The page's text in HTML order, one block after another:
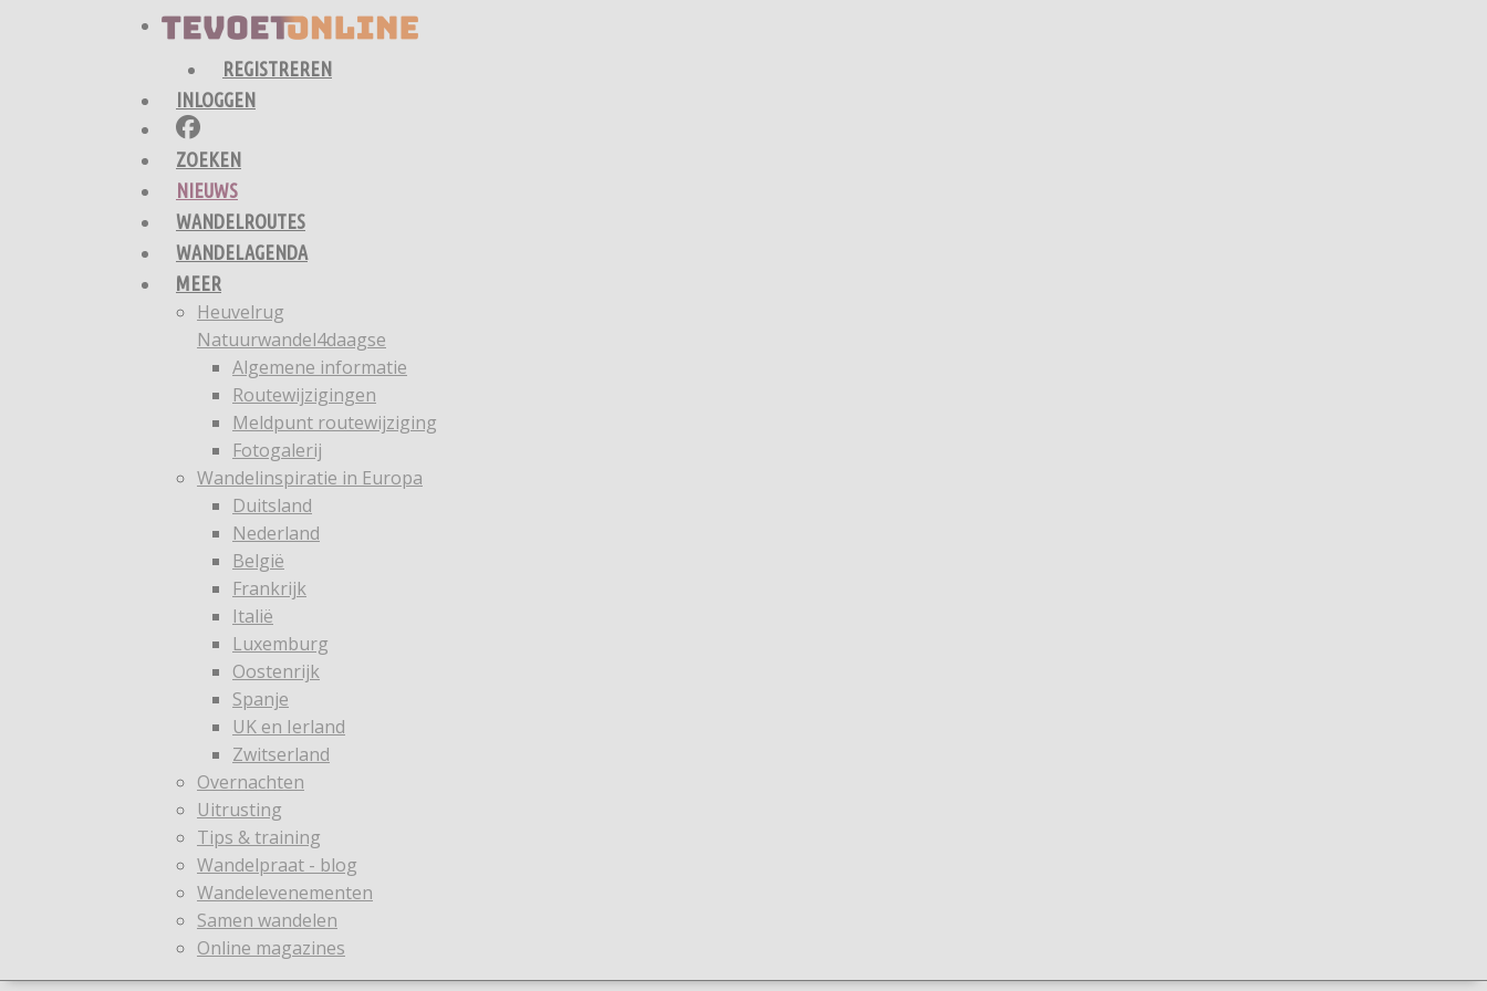
REGISTREREN
INLOGGEN
ZOEKEN
NIEUWS
WANDELROUTES
WANDELAGENDA
MEER
Heuvelrug
Natuurwandel4daagse
Algemene informatie
Routewijzigingen
Meldpunt routewijziging
Fotogalerij
Wandelinspiratie in Europa
Duitsland
Nederland
België
Frankrijk
Italië
Luxemburg
Oostenrijk
Spanje
UK en Ierland
Zwitserland
Overnachten
Uitrusting
Tips & training
Wandelpraat - blog
Wandelevenementen
Samen wandelen
Online magazines